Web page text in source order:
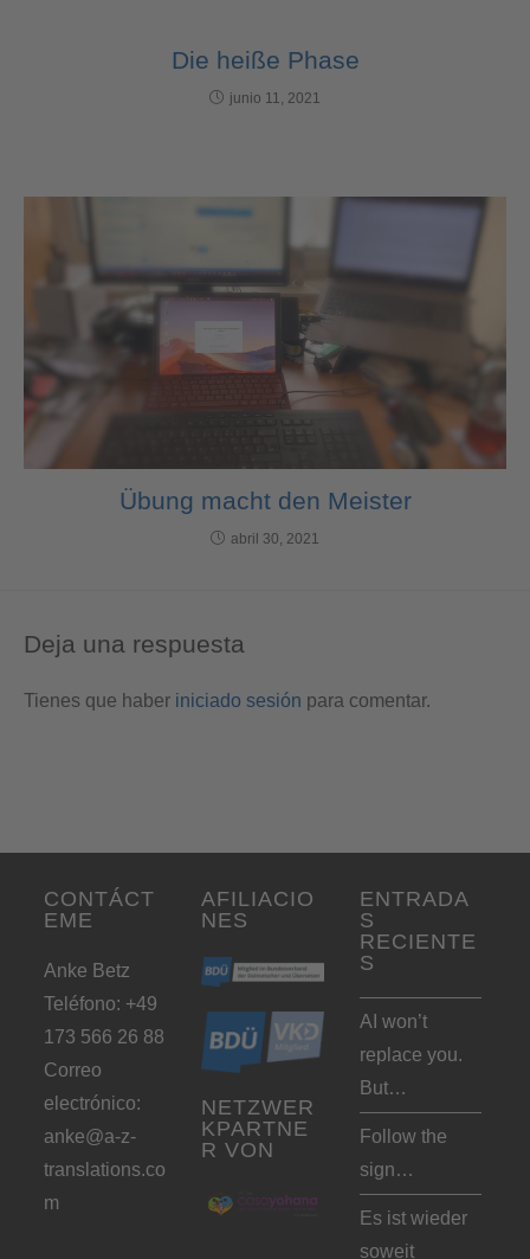
Die heiße Phase
junio 11, 2021
Übung macht den Meister
abril 30, 2021
Deja una respuesta
Tienes que haber iniciado sesión para comentar.
CONTÁCT
EME
Anke Betz
Teléfono: +49
173 566 26 88
Correo
electrónico:
anke@a-z-
translations.co
m
AFILIACIO
NES
NETZWER
KPARTNE
R VON
ENTRADA
S
RECIENTE
S
AI won’t
replace you.
But…
Follow the
sign…
Es ist wieder
soweit